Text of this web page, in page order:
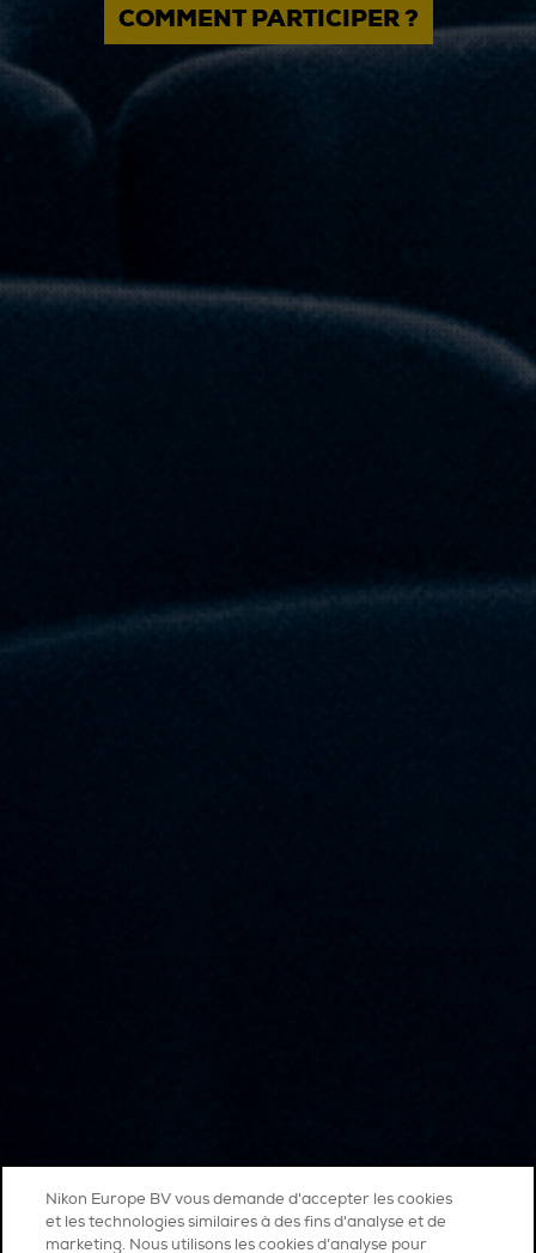
COMMENT PARTICIPER ?
Nikon Europe BV vous demande d'accepter les cookies
et les technologies similaires à des fins d'analyse et de
marketing. Nous utilisons les cookies d’analyse pour